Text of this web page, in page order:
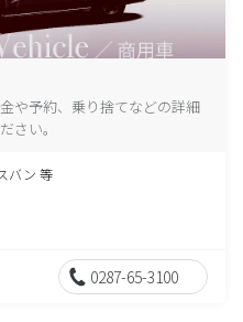
や予約、乗り捨てなどの詳細
さい。
バン 等
0287-65-3100